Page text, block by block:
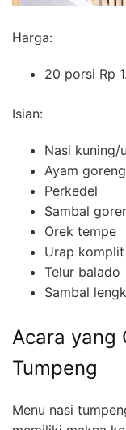
Harga:
20 porsi Rp
Isian:
Nasi kuning/
Ayam
Perkedel
Sambal
Orek tempe
Urap komplit
Telur balado
Sambal
Acara yang
Tumpeng
Menu nasi